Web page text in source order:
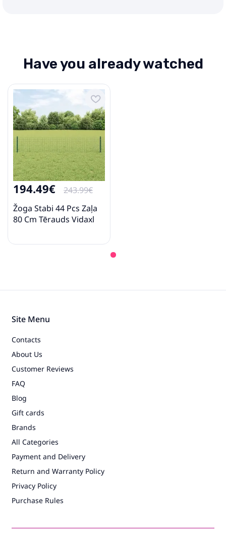
Have you already watched
194.49€
243.99€
Žoga Stabi 44 Pcs Zaļa
80 Cm Tērauds Vidaxl
Site Menu
Contacts
About Us
Customer Reviews
FAQ
Blog
Gift cards
Brands
All Categories
Payment and Delivery
Return and Warranty Policy
Privacy Policy
Purchase Rules